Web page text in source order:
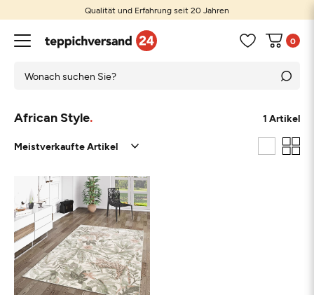
Qualität und Erfahrung seit 20 Jahren
0
African Style 1 Artikel